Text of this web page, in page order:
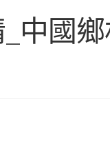
中國鄉